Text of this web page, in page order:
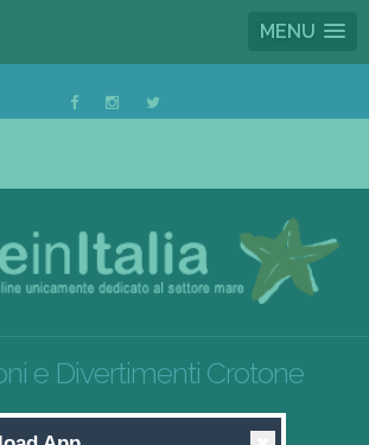
MENU
e Divertimenti Crotone